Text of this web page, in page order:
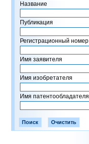
Название
Публикация
Регистрационный номер
Имя заявителя
Имя изобретателя
Имя патентообладателя